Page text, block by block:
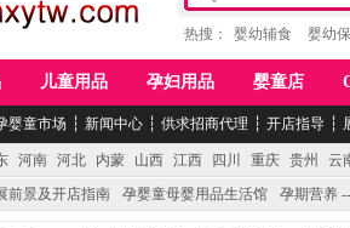
热搜： 婴幼辅食 婴幼
儿童用品 孕妇用品 婴童店
婴童市场 ┆ 新闻中心 ┆ 供求招商代理 ┆ 开店指导 ┆
河南 河北 内蒙 山西 江西 四川 重庆 贵州
云
前景及开店指南 孕婴童母婴用品生活馆 孕期营养